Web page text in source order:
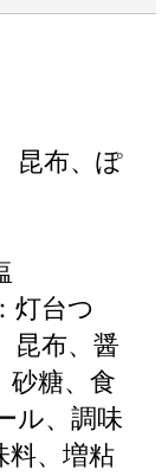
昆布、ぽ
灯台つ
昆布、醤
砂糖、食
ル、調味
料、増粘